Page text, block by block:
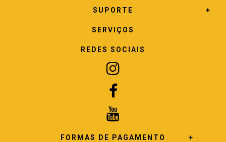
SUPORTE
SERVIÇOS
REDES SOCIAIS
FORMAS DE PAGAMENTO